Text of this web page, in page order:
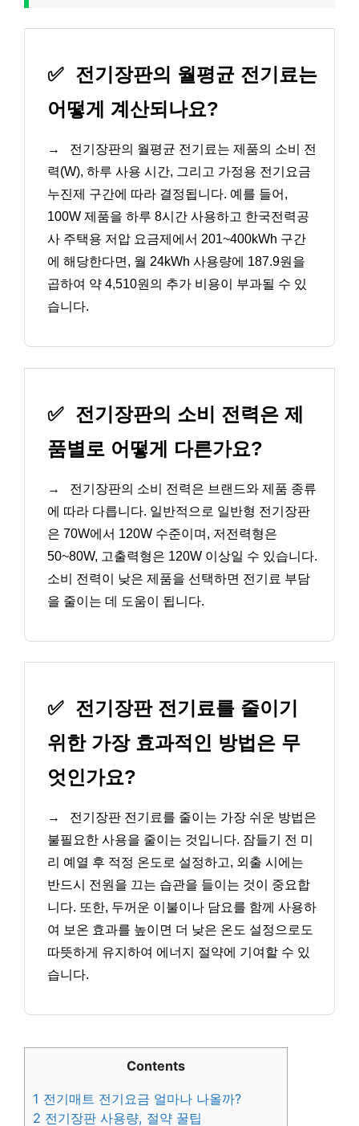
✅ 전기장판의 월평균 전기료는
어떻게 계산되나요?
→
전기장판의 월평균 전기료는 제품의 소비 전
력(W), 하루 사용 시간, 그리고 가정용 전기요금
누진제 구간에 따라 결정됩니다. 예를 들어,
100W 제품을 하루 8시간 사용하고 한국전력공
사 주택용 저압 요금제에서 201~400kWh 구간
에 해당한다면, 월 24kWh 사용량에 187.9원을
곱하여 약 4,510원의 추가 비용이 부과될 수 있
습니다.
✅ 전기장판의 소비 전력은 제
품별로 어떻게 다른가요?
→
전기장판의 소비 전력은 브랜드와 제품 종류
에 따라 다릅니다. 일반적으로 일반형 전기장판
은 70W에서 120W 수준이며, 저전력형은
50~80W, 고출력형은 120W 이상일 수 있습니다.
소비 전력이 낮은 제품을 선택하면 전기료 부담
을 줄이는 데 도움이 됩니다.
✅ 전기장판 전기료를 줄이기
위한 가장 효과적인 방법은 무
엇인가요?
→
전기장판 전기료를 줄이는 가장 쉬운 방법은
불필요한 사용을 줄이는 것입니다. 잠들기 전 미
리 예열 후 적정 온도로 설정하고, 외출 시에는
반드시 전원을 끄는 습관을 들이는 것이 중요합
니다. 또한, 두꺼운 이불이나 담요를 함께 사용하
여 보온 효과를 높이면 더 낮은 온도 설정으로도
따뜻하게 유지하여 에너지 절약에 기여할 수 있
습니다.
Contents
1 전기매트 전기요금 얼마나 나올까?
2 전기장판 사용량, 절약 꿀팁